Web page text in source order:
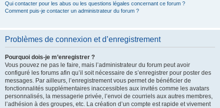
Qui contacter pour les abus ou les questions légales concernant ce forum ?
Comment puis-je contacter un administrateur du forum ?
Problèmes de connexion et d’enregistrement
Pourquoi dois-je m’enregistrer ?
Vous pouvez ne pas le faire, mais l’administrateur du forum peut avoir
configuré les forums afin qu’il soit nécessaire de s’enregistrer pour poster des
messages. Par ailleurs, l’enregistrement vous permet de bénéficier de
fonctionnalités supplémentaires inaccessibles aux invités comme les avatars
personnalisés, la messagerie privée, l’envoi de courriels aux autres membres,
l’adhésion à des groupes, etc. La création d’un compte est rapide et vivement